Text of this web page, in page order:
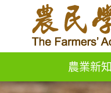
農業新知